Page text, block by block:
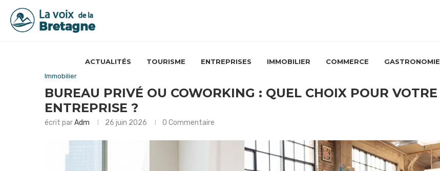
ACTUALITÉS TOURISME ENTREPRISES IMMOBILIER COMMERCE GASTRONOMIE
Immobilier
BUREAU PRIVÉ OU COWORKING : QUEL CHOIX POUR VOTRE
ENTREPRISE ?
écrit parAdm 26 juin 2026 0 Commentaire